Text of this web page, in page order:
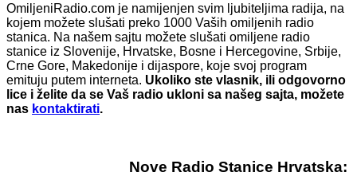
OmiljeniRadio.com je namijenjen svim ljubiteljima radija, na
kojem možete slušati preko 1000 Vaših omiljenih radio
stanica. Na našem sajtu možete slušati omiljene radio
stanice iz Slovenije, Hrvatske, Bosne i Hercegovine, Srbije,
Crne Gore, Makedonije i dijaspore, koje svoj program
emituju putem interneta. Ukoliko ste vlasnik, ili odgovorno
lice i želite da se Vaš radio ukloni sa našeg sajta, možete
nas kontaktirati.
Nove Radio Stanice Hrvatska: